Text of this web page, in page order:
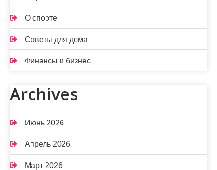
О спорте
Советы для дома
Финансы и бизнес
Archives
Июнь 2026
Апрель 2026
Март 2026